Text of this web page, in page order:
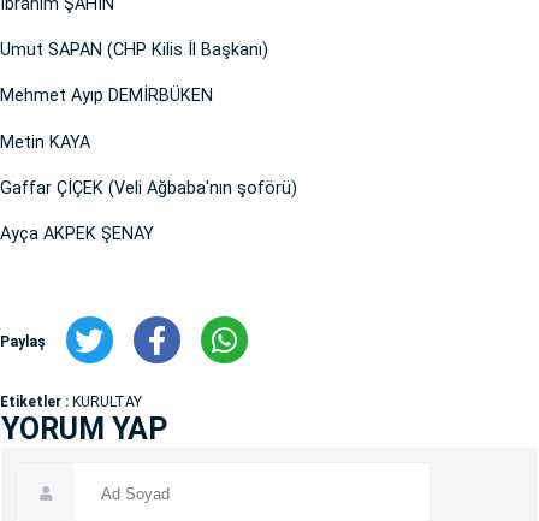
Umut SAPAN (CHP Kilis İl Başkanı)
Mehmet Ayıp DEMİRBÜKEN
Metin KAYA
Gaffar ÇİÇEK (Veli Ağbaba'nın şoförü)
Ayça AKPEK ŞENAY
Paylaş
Etiketler : KURULTAY
YORUM YAP